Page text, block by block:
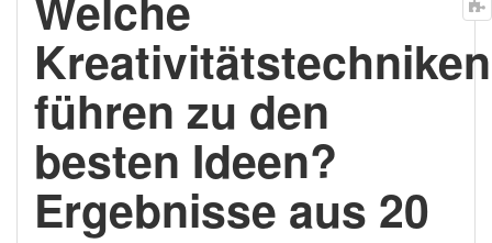
Kreativitätstechniken
führen zu den
besten Ideen?
Ergebnisse aus 20